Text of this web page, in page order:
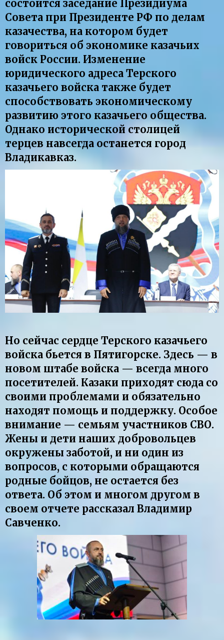
состоится заседание Президиума
Совета при Президенте РФ по делам
казачества, на котором будет
говориться об экономике казачьих
войск России. Изменение
юридического адреса Терского
казачьего войска также будет
способствовать экономическому
развитию этого казачьего общества.
Однако исторической столицей
терцев навсегда останется город
Владикавказ.
Но сейчас сердце Терского казачьего
войска бьется в Пятигорске. Здесь — в
новом штабе войска — всегда много
посетителей. Казаки приходят сюда со
своими проблемами и обязательно
находят помощь и поддержку. Особое
внимание — семьям участников СВО.
Жены и дети наших добровольцев
окружены заботой, и ни один из
вопросов, с которыми обращаются
родные бойцов, не остается без
ответа. Об этом и многом другом в
своем отчете рассказал Владимир
Савченко.